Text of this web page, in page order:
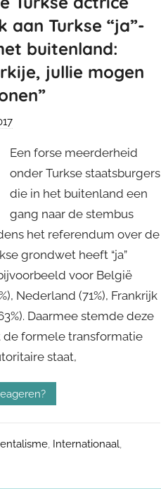
aan Turkse “ja”-
buitenland:
jullie mogen
Een forse meerderheid
onder Turkse staatsburgers
die in het buitenland een
gang naar de stembus
het referendum over de
grondwet heeft “ja”
voor België
Nederland (71%), Frankrijk
Daarmee stemde deze
formele transformatie
staat,
, Internationaal,